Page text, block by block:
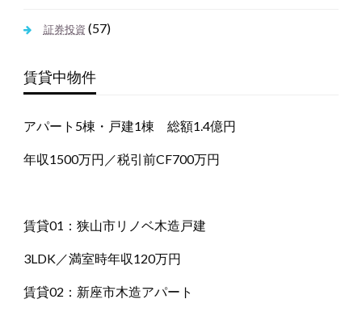
証券投資 (57)
賃貸中物件
アパート5棟・戸建1棟 総額1.4億円
年収1500万円／税引前CF700万円
賃貸01：狭山市リノベ木造戸建
3LDK／満室時年収120万円
賃貸02：新座市木造アパート